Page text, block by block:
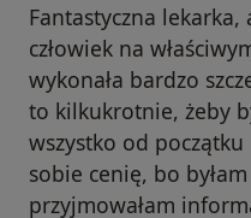
Fantastyczna
człowiek na
wykonała bardzo
to kilkukrotnie, żeby
wszystko od
sobie cenię, bo
przyjmowałam